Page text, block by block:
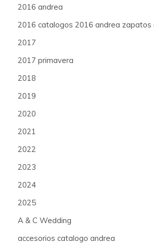
2016 andrea
2016 catalogos 2016 andrea zapatos
2017
2017 primavera
2018
2019
2020
2021
2022
2023
2024
2025
A & C Wedding
accesorios catalogo andrea